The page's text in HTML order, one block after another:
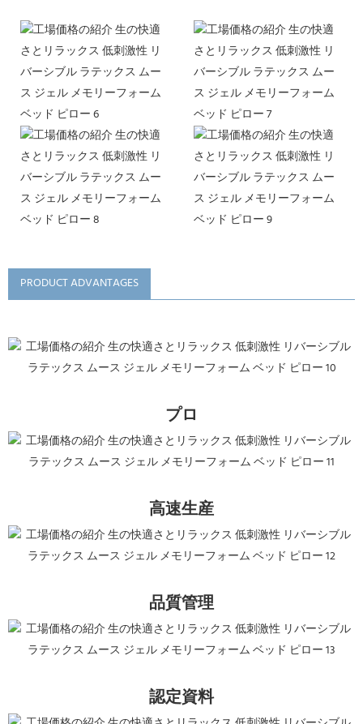
PRODUCT ADVANTAGES
プロ
高速生産
品質管理
認定資料